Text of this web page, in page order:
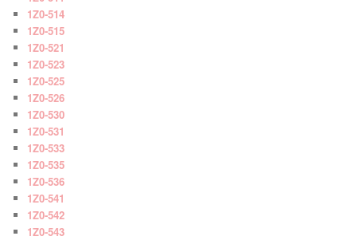
1Z0-514
1Z0-515
1Z0-521
1Z0-523
1Z0-525
1Z0-526
1Z0-530
1Z0-531
1Z0-533
1Z0-535
1Z0-536
1Z0-541
1Z0-542
1Z0-543